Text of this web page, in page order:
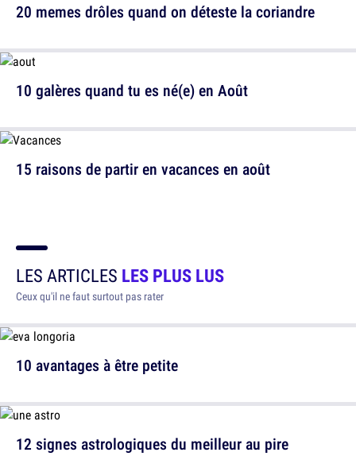
10 galères quand tu es né(e) en Août
20 memes drôles quand on déteste la coriandre
15 raisons de partir en vacances en août
LES ARTICLES LES PLUS LUS
Ceux qu'il ne faut surtout pas rater
10 avantages à être petite
12 signes astrologiques du meilleur au pire